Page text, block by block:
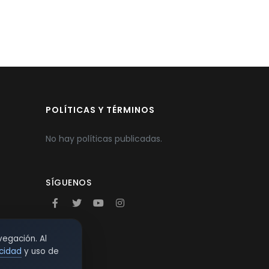
POLÍTICAS Y TÉRMINOS
No hay políticas publicadas.
SÍGUENOS
Al
y uso de